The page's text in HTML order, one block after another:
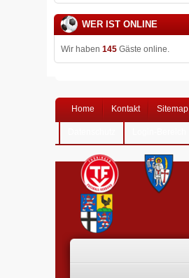
WER IST ONLINE
Wir haben 145 Gäste online.
Home Kontakt Sitemap